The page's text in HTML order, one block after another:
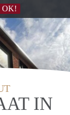
IN
OK!